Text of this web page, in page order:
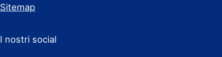
Sitemap
I nostri social